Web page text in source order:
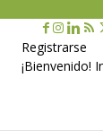
Registrarse
¡Bienvenido!